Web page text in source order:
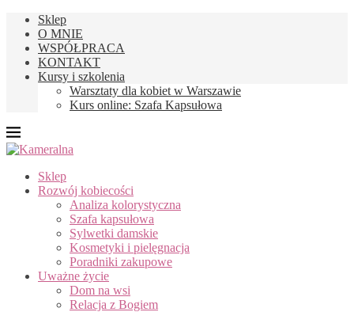
Sklep
O MNIE
WSPÓŁPRACA
KONTAKT
Kursy i szkolenia
Warsztaty dla kobiet w Warszawie
Kurs online: Szafa Kapsułowa
Sklep
Rozwój kobiecości
Analiza kolorystyczna
Szafa kapsułowa
Sylwetki damskie
Kosmetyki i pielęgnacja
Poradniki zakupowe
Uważne życie
Dom na wsi
Relacja z Bogiem